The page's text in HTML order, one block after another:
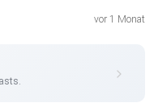
vor 1 Monat